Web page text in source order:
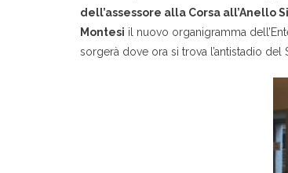
dell’assessore alla Corsa all’Anello
Montesi il nuovo organigramma
sorgerà dove ora si trova l’antistadio del